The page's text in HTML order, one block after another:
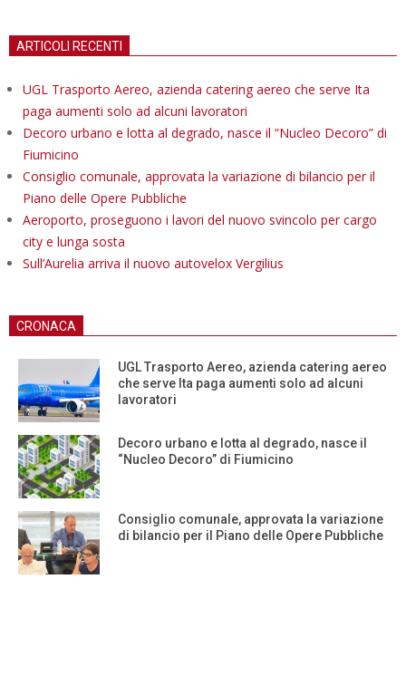
ARTICOLI RECENTI
UGL Trasporto Aereo, azienda catering aereo che serve Ita
paga aumenti solo ad alcuni lavoratori
Decoro urbano e lotta al degrado, nasce il “Nucleo Decoro” di
Fiumicino
Consiglio comunale, approvata la variazione di bilancio per il
Piano delle Opere Pubbliche
Aeroporto, proseguono i lavori del nuovo svincolo per cargo
city e lunga sosta
Sull’Aurelia arriva il nuovo autovelox Vergilius
CRONACA
UGL Trasporto Aereo, azienda catering aereo
che serve Ita paga aumenti solo ad alcuni
lavoratori
Decoro urbano e lotta al degrado, nasce il
“Nucleo Decoro” di Fiumicino
Consiglio comunale, approvata la variazione
di bilancio per il Piano delle Opere Pubbliche